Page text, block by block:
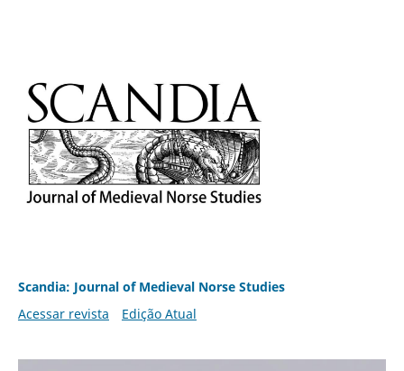
Scandia: Journal of Medieval Norse Studies
Acessar revista
Edição Atual